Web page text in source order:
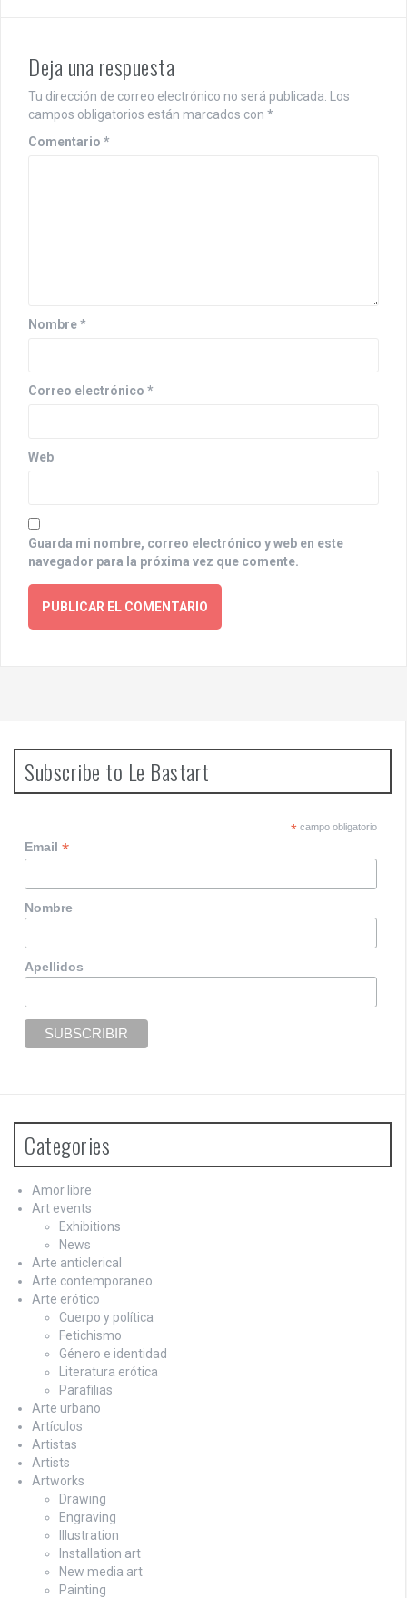
n
a
v
i
n
Deja una respuesta
Tu dirección de correo electrónico no será publicada. Los
campos obligatorios están marcados con *
Comentario *
Nombre*
Correo electrónico *
Web
Guarda mi nombre, correo electrónico y web en este
navegador para la próxima vez que comente.
Subscribe to Le Bastart
*campo obligatorio
Email*
Nombre
Apellidos
Categories
Amor libre
Art events
Exhibitions
News
Arte anticlerical
Arte contemporaneo
Arte erótico
Cuerpo y política
Fetichismo
Género e identidad
Literatura erótica
Parafilias
Arte urbano
Artículos
Artistas
Artists
Artworks
Drawing
Engraving
Illustration
Installation art
New media art
Painting